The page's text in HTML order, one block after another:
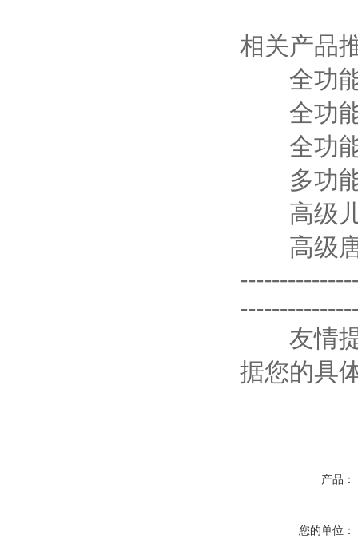
相关产品
全功能
全功能
全功能
多功能
高级儿
高级唐
友情提
据您的具
产品：
您的单位：